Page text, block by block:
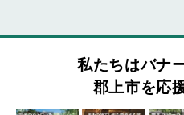
私たちはバナ
郡上市を応